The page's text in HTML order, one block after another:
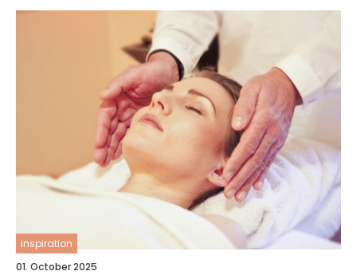
inspiration
01. October 2025